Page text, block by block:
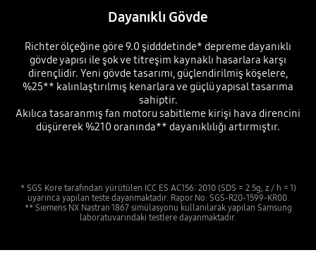
Dayanıklı Gövde
Richter ölçeğine göre 9.0 şidddetinde* depreme dayanıklı
gövde yapısı ile şok ve titreşim kaynaklı hasarlara karşı
dirençlidir. Yeni gövde tasarımı, güçlendirilmiş köşelere,
%25** kalınlaştırılmış kenarlara ve güçlü yapısal tasarıma
sahiptir.
Akılıca tasaranmış fan motoru sabitleme kirişi hava direncini
düşürerek %210 oranında** dayanıklılığı artırmıştır.
* SGS Kore tarafından yürütülen ICC ES AC156: 2010 (SDS = 2.5g, z / h = 1)
uyarınca yapılan teste dayanmaktadır. Rapor No: SGS-R20-1599-KR00.
** Siemens NX Nastran 1867 simülasyonu kullanılarak yapılan Samsung
laboratuvarındaki testlere dayanmaktadır.